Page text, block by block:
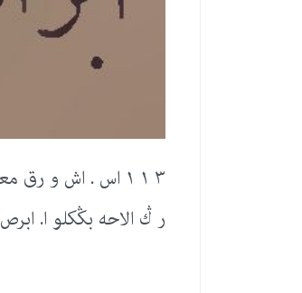
٣ ١ ١ اس . اش و رق معناسنه
ر ڭ الاحه بڭكلو ا. ابرص